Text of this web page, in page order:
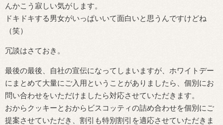
んかこう寂しい気がします。
ドキドキする男女がいっぱいいて面白いと思うんですけどね
（笑）
冗談はさておき。
最後の最後、自社の宣伝になってしまいますが、ホワイトデー
にまとめて大量にご入用ということがありましたら、個別にお
問い合わせをいただけましたら対応させていただきます。
おからクッキーとおからビスコッティの詰め合わせを個別にご
提案させていただき、割引も特別割引を適応させていただきま